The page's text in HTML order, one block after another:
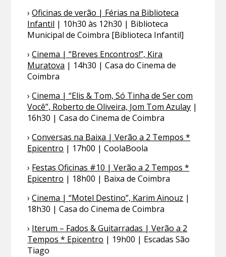
›Oficinas de verão | Férias na Biblioteca
Infantil | 10h30 às 12h30 | Biblioteca
Municipal de Coimbra [Biblioteca Infantil]
›Cinema | “Breves Encontros!”, Kira
Muratova | 14h30 | Casa do Cinema de
Coimbra
›Cinema | “Elis & Tom, Só Tinha de Ser com
Você”, Roberto de Oliveira, Jom Tom Azulay |
16h30 | Casa do Cinema de Coimbra
›Conversas na Baixa | Verão a 2 Tempos *
Epicentro | 17h00 | CoolaBoola
› Festas Oficinas #10 | Verão a 2 Tempos *
Epicentro | 18h00 | Baixa de Coimbra
›Cinema | “Motel Destino”, Karim Aïnouz |
18h30 | Casa do Cinema de Coimbra
› Iterum – Fados & Guitarradas | Verão a 2
Tempos * Epicentro | 19h00 | Escadas São
Tiago